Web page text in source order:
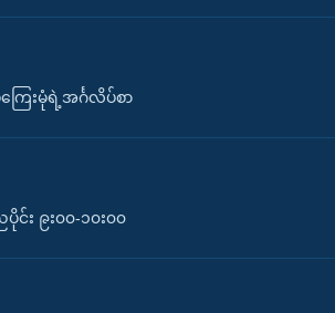
ြေးမုံရဲ့အင်္ဂလိပ်စာ
င်း ၉း၀၀-၁၀း၀၀